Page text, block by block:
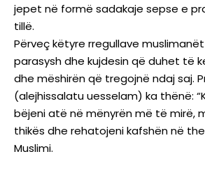
jepet në formë sadakaje sepse e
tillë.
Përveç këtyre rregullave
parasysh dhe kujdesin që duhet të
dhe mëshirën që tregojnë ndaj saj.
(alejhissalatu uesselam) ka thënë:
bëjeni atë në mënyrën më të mirë,
thikës dhe rehatojeni kafshën në
Muslimi.